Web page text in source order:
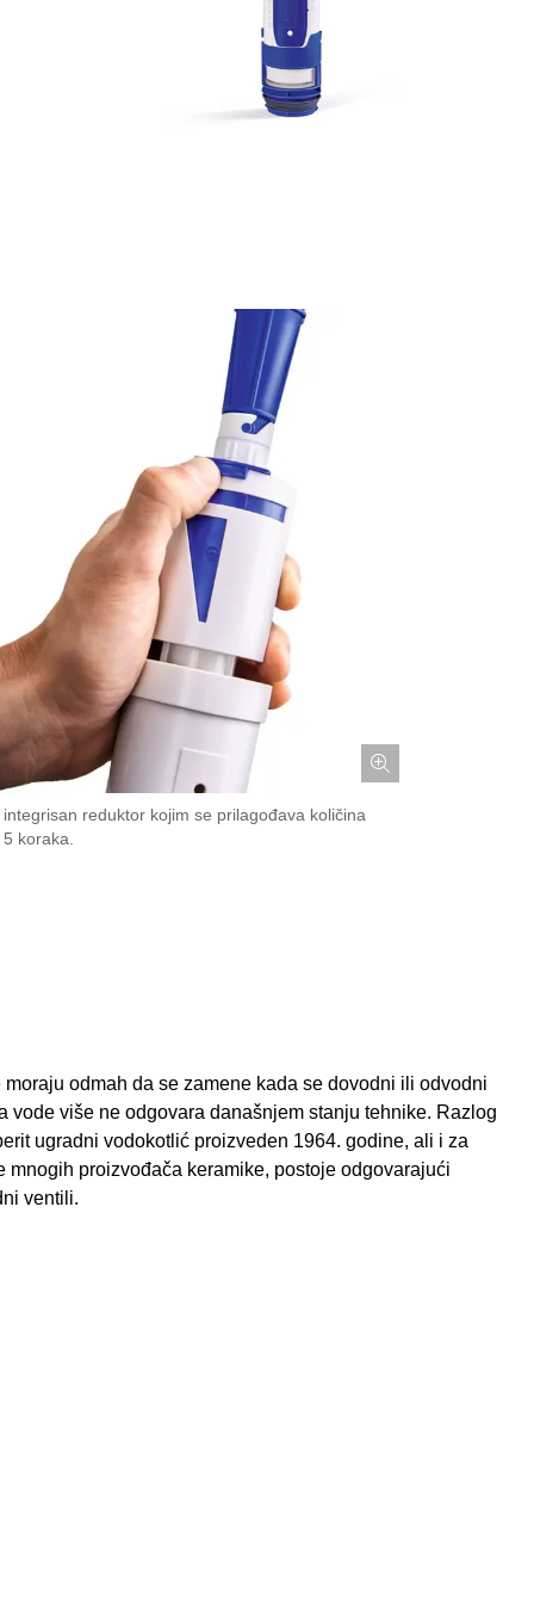
reduktor kojim se prilagođava količina
koraka.
odmah da se zamene kada se dovodni ili odvodni
vode više ne odgovara današnjem stanju tehnike. Razlog
ugradni vodokotlić proizveden 1964. godine, ali i za
mnogih proizvođača keramike, postoje odgovarajući
ventili.